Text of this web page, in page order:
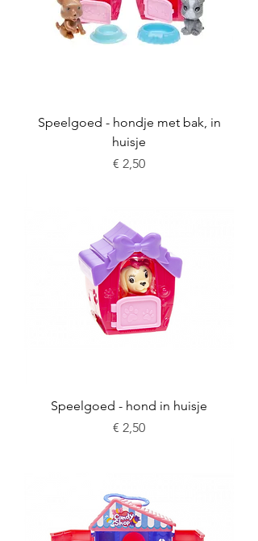
Speelgoed - hondje met bak, in
huisje
Prijs
€ 2,50
Speelgoed - hond in huisje
Prijs
€ 2,50